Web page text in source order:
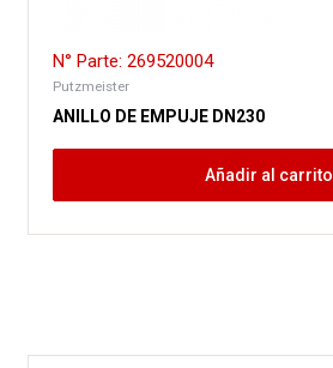
N° Parte: 269520004
Putzmeister
ANILLO DE EMPUJE DN230
Añadir al carrito